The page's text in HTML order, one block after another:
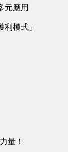
元應用
模式」
量！